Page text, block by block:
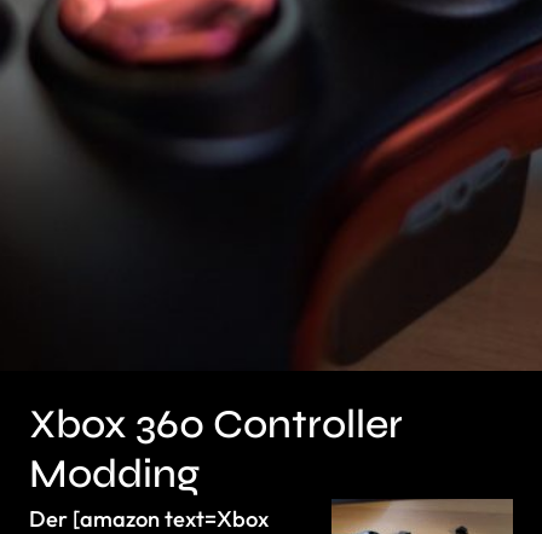
Xbox 360 Controller
Modding
Der [amazon text=Xbox